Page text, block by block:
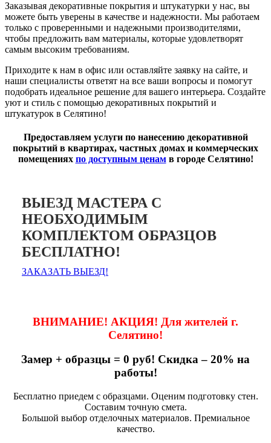
Заказывая декоративные покрытия и штукатурки у нас, вы
можете быть уверены в качестве и надежности. Мы работаем
только с проверенными и надежными производителями,
чтобы предложить вам материалы, которые удовлетворят
самым высоким требованиям.
Приходите к нам в офис или оставляйте заявку на сайте, и
наши специалисты ответят на все ваши вопросы и помогут
подобрать идеальное решение для вашего интерьера. Создайте
уют и стиль с помощью декоративных покрытий и
штукатурок в Селятино!
Предоставляем услуги по нанесению декоративной
покрытий в квартирах, частных домах и коммерческих
помещениях по доступным ценамв городе Селятино!
ВЫЕЗД МАСТЕРА С
НЕОБХОДИМЫМ
КОМПЛЕКТОМ ОБРАЗЦОВ
БЕСПЛАТНО!
ЗАКАЗАТЬ ВЫЕЗД!
ВНИМАНИЕ! АКЦИЯ! Для жителей г.
Селятино!
Замер + образцы = 0 руб! Скидка – 20% на
работы!
Бесплатно приедем с образцами. Оценим подготовку стен.
Составим точную смета.
Большой выбор отделочных материалов. Премиальное
качество.